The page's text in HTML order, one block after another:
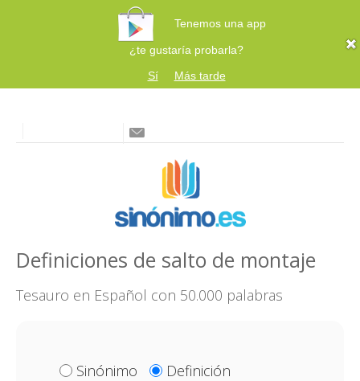
Tenemos una app
¿te gustaría probarla?
Sí
Más tarde
Definiciones de salto de montaje
Tesauro en Español con 50.000 palabras
Sinónimo
Definición